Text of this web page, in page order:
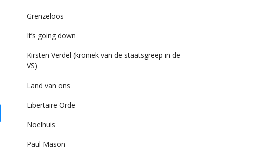
Grenzeloos
It’s going down
Kirsten Verdel (kroniek van de staatsgreep in de
VS)
Land van ons
Libertaire Orde
Noelhuis
Paul Mason